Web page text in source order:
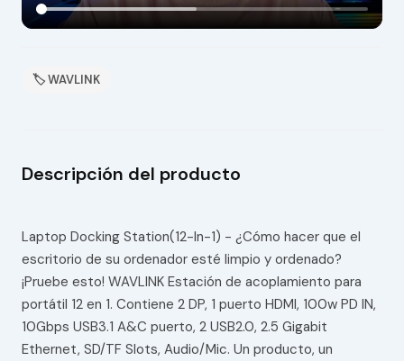
🏷 WAVLINK
Descripción del producto
Laptop Docking Station(12-In-1) - ¿Cómo hacer que el
escritorio de su ordenador esté limpio y ordenado?
¡Pruebe esto! WAVLINK Estación de acoplamiento para
portátil 12 en 1. Contiene 2 DP, 1 puerto HDMI, 100w PD IN,
10Gbps USB3.1 A&C puerto, 2 USB2.0, 2.5 Gigabit
Ethernet, SD/TF Slots, Audio/Mic. Un producto, un